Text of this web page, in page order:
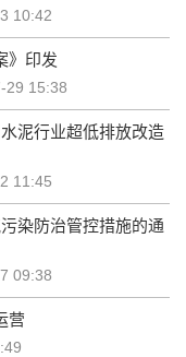
10:42
》印发
29 15:38
泥行业超低排放改造
11:45
染防治管控措施的通
09:38
营